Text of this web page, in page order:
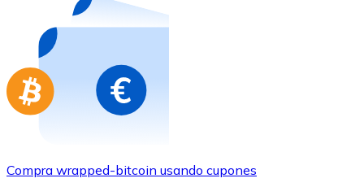
Compra wrapped-bitcoin usando cupones